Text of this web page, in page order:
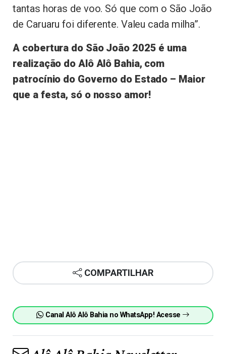
tantas horas de voo. Só que com o São João
de Caruaru foi diferente. Valeu cada milha”.
A cobertura do São João 2025 é uma
realização do Alô Alô Bahia, com
patrocínio do Governo do Estado – Maior
que a festa, só o nosso amor!
COMPARTILHAR
Canal Alô Alô Bahia no WhatsApp! Acesse